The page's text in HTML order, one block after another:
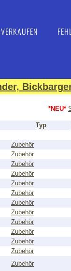
*NEU*
Typ
Zubehör
Zubehör
Zubehör
Zubehör
Zubehör
Zubehör
Zubehör
Zubehör
Zubehör
Zubehör
Zubehör
Zubehör
Zubehör